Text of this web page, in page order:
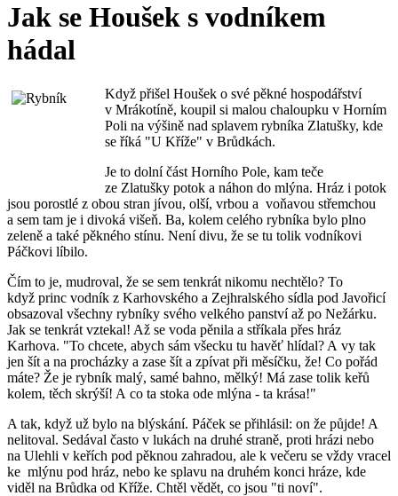
Jak se Houšek s vodníkem
hádal
Když přišel Houšek o své pěkné hospodářství
v Mrákotíně, koupil si malou chaloupku v Horním
Poli na výšině nad splavem rybníka Zlatušky, kde
se říká "U Kříže" v Brůdkách.
Je to dolní část Horního Pole, kam teče
ze Zlatušky potok a náhon do mlýna. Hráz i potok
jsou porostlé z obou stran jívou, olší, vrbou a voňavou střemchou
a sem tam je i divoká višeň. Ba, kolem celého rybníka bylo plno
zeleně a také pěkného stínu. Není divu, že se tu tolik vodníkovi
Páčkovi líbilo.
Čím to je, mudroval, že se sem tenkrát nikomu nechtělo? To
když princ vodník z Karhovského a Zejhralského sídla pod Javořicí
obsazoval všechny rybníky svého velkého panství až po Nežárku.
Jak se tenkrát vztekal! Až se voda pěnila a stříkala přes hráz
Karhova. "To chcete, abych sám všecku tu havěť hlídal? A vy tak
jen šít a na procházky a zase šít a zpívat při měsíčku, že! Co pořád
máte? Že je rybník malý, samé bahno, mělký! Má zase tolik keřů
kolem, těch skrýší! A co ta stoka ode mlýna - ta krása!"
A tak, když už bylo na blýskání. Páček se přihlásil: on že půjde! A
nelitoval. Sedával často v lukách na druhé straně, proti hrázi nebo
na Ulehli v keřích pod pěknou zahradou, ale k večeru se vždy vracel
ke mlýnu pod hráz, nebo ke splavu na druhém konci hráze, kde
viděl na Brůdka od Kříže. Chtěl vědět, co jsou "ti noví".